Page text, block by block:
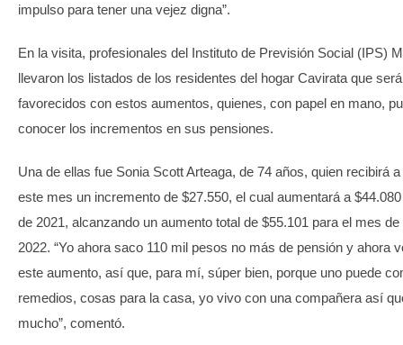
impulso para tener una vejez digna”.
En la visita, profesionales del Instituto de Previsión Social (IPS)
llevaron los listados de los residentes del hogar Cavirata que
favorecidos con estos aumentos, quienes, con papel en mano,
conocer los incrementos en sus pensiones.
Una de ellas fue Sonia Scott Arteaga, de 74 años, quien recibirá
este mes un incremento de $27.550, el cual aumentará a
de 2021, alcanzando un aumento total de $55.101 para el mes de
2022. “Yo ahora saco 110 mil pesos no más de pensión y ahora
este aumento, así que, para mí, súper bien, porque uno puede
remedios, cosas para la casa, yo vivo con una compañera así
mucho”, comentó.